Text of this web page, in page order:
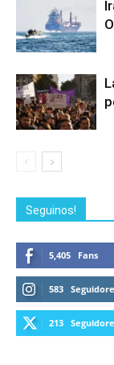
Seguinos!
5,405 Fans
583
213